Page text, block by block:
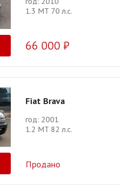
1.3 МТ 70 л.с.
66 000 ₽
Fiat Brava
год: 2001
1.2 МТ 82 л.с.
Продано